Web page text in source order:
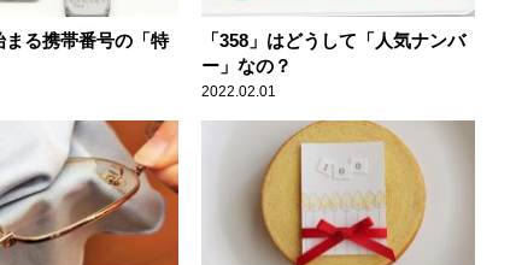
まる携帯番号の「特
「358」はどうして「人気ナンバ
ー」なの？
2022.02.01